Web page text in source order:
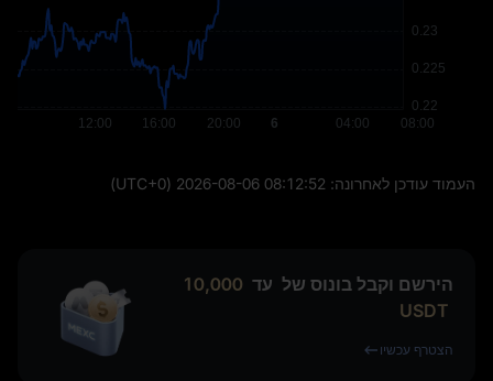
העמוד עודכן לאחרונה: 2026-08-06 08:12:52
(UTC+0)
הירשם וקבל בונוס של עד 10,000
USDT
הצטרף עכשיו